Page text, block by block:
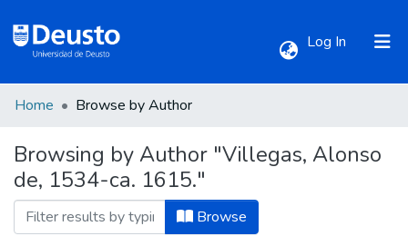
Log In (current)
All of DSpace
Home Browse by Author
Browsing by Author "Villegas, Alonso
de, 1534-ca. 1615."
Browse